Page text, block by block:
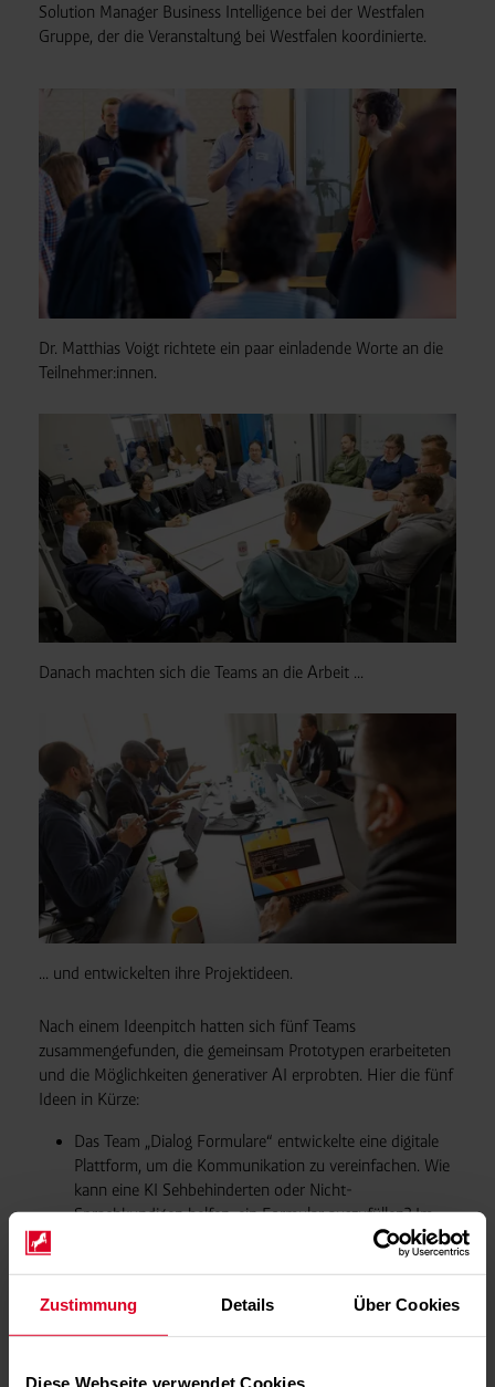
Zustimmung Details Über Cookies
Diese Webseite verwendet Cookies
Solution Manager Business Intelligence bei der Westfalen
Gruppe, der die Veranstaltung bei Westfalen koordinierte.
Dr. Matthias Voigt richtete ein paar einladende Worte an die
Teilnehmer:innen.
Danach machten sich die Teams an die Arbeit ...
... und entwickelten ihre Projektideen.
Nach einem Ideenpitch hatten sich fünf Teams
zusammengefunden, die gemeinsam Prototypen erarbeiteten
und die Möglichkeiten generativer AI erprobten. Hier die fünf
Ideen in Kürze:
Das Team „Dialog Formulare“ entwickelte eine digitale
Plattform, um die Kommunikation zu vereinfachen. Wie
kann eine KI Sehbehinderten oder Nicht-
Sprachkundigen helfen, ein Formular auszufüllen? Im
Prototyp übernimmt ein Chatbot die Einträge. Er soll
beispielsweise auch möglich machen, Arbeitsnachweise
erstellen.
PDF-Dokumente analysieren und Fragen zu deren Inhalt